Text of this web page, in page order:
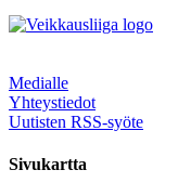
Medialle
Yhteystiedot
Uutisten RSS-syöte
Sivukartta